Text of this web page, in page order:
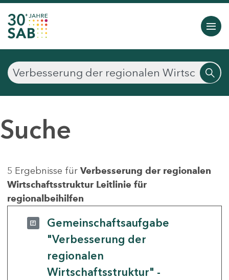
Suche
5 Ergebnisse für Verbesserung der regionalen
Wirtschaftsstruktur Leitlinie für
regionalbeihilfen
Gemeinschaftsaufgabe
"Verbesserung der
regionalen
Wirtschaftsstruktur" -